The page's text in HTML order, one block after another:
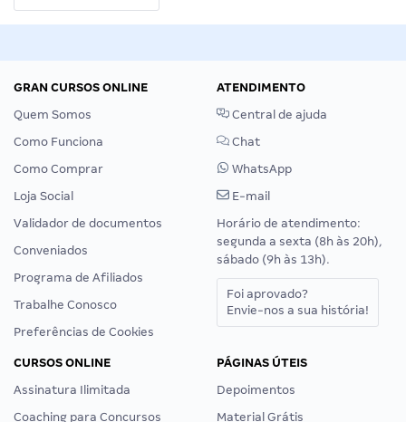
GRAN CURSOS ONLINE
Quem Somos
Como Funciona
Como Comprar
Loja Social
Validador de documentos
Conveniados
Programa de Afiliados
Trabalhe Conosco
Preferências de Cookies
ATENDIMENTO
Central de ajuda
Chat
WhatsApp
E-mail
Horário de atendimento:
segunda a sexta (8h às 20h),
sábado (9h às 13h).
Foi aprovado?
Envie-nos a sua história!
CURSOS ONLINE
Assinatura Ilimitada
Coaching para Concursos
PÁGINAS ÚTEIS
Depoimentos
Material Grátis